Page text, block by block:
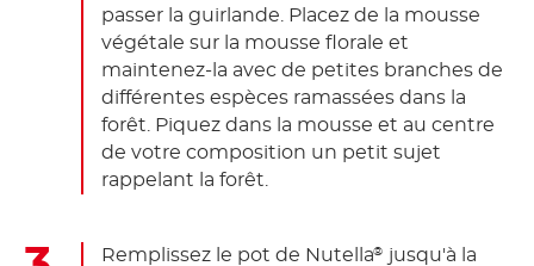
passer la guirlande. Placez de la mousse
végétale sur la mousse florale et
maintenez-la avec de petites branches de
différentes espèces ramassées dans la
forêt. Piquez dans la mousse et au centre
de votre composition un petit sujet
rappelant la forêt.
Remplissez le pot de Nutella® jusqu'à la